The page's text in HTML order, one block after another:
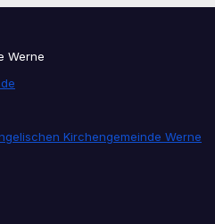
Werne
Kirchengemeinde Werne